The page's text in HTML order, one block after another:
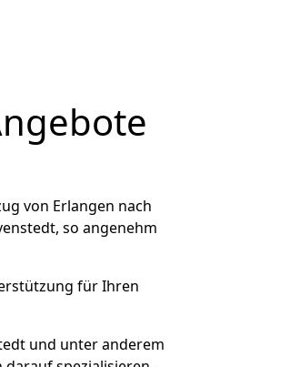
von Erlangen nach
so angenehm
für Ihren
und unter anderem